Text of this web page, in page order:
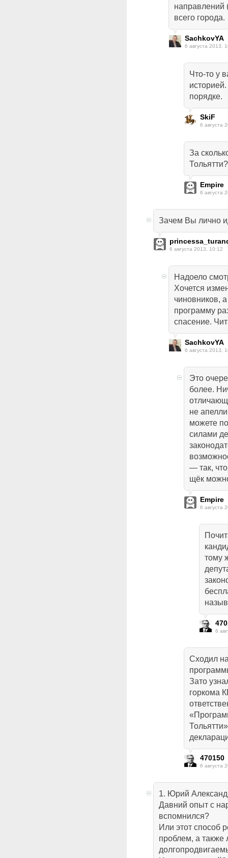
направлений
всего города.
SachkovYA
6 августа 2013,
Что-то у
порядке.
SkiF
6 августа
За
Тольятти?
Empire
6 августа
Зачем Вы лично
6 августа 2013, 10:12
Надоело
Хочется
чиновников,
программу
спасение.
SachkovYA
6 августа 2013,
Это
более.
не
можете
силами
— так,
щёк
Empire
6 августа
тому
6
Сходил
Зато
горкома
470150
6 августа
1. Юрий
Давний опыт с
вспомнился?
Или этот способ
проблем, а также